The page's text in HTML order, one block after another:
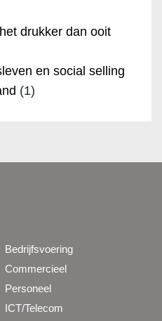
drukker dan ooit
en social selling
(1)
Bedrijfsvoering
Commercieel
Personeel
ICT/Telecom